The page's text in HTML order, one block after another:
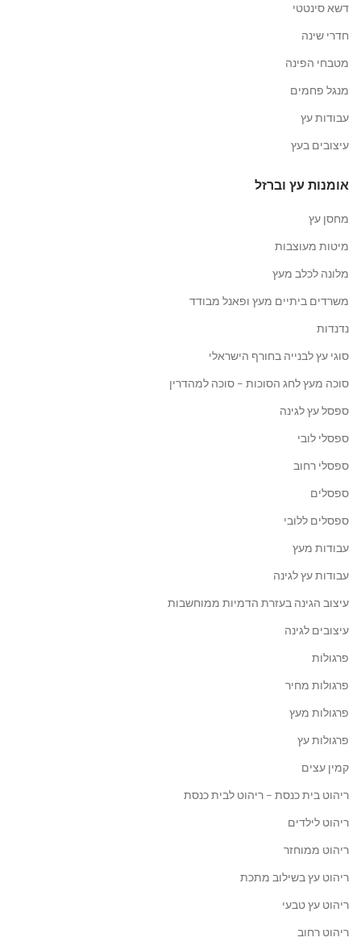
דשא סינטטי
חדרי שינה
מטבחי הפינה
מנגל פחמים
עבודות עץ
עיצובים בעץ
אומנות עץ וברזל
מחסן עץ
מיטות מעוצבות
מלונה לכלב מעץ
משרדים ביתיים מעץ ופאנל מבודד
נדנדות
סוגי עץ לבנייה בחורף הישראלי
סוכה מעץ לחג הסוכות – סוכה למהדרין
ספסל עץ לגינה
ספסלי לובי
ספסלי רחוב
ספסלים
ספסלים ללובי
עבודות מעץ
עבודות עץ לגינה
עיצוב הגינה בעזרת הדמיות ממוחשבות
עיצובים לגינה
פרגולות
פרגולות מחיר
פרגולות מעץ
פרגולות עץ
קמין עצים
ריהוט בית כנסת – ריהוט לבית כנסת
ריהוט לילדים
ריהוט ממוחזר
ריהוט עץ בשילוב מתכת
ריהוט עץ טבעי
ריהוט רחוב